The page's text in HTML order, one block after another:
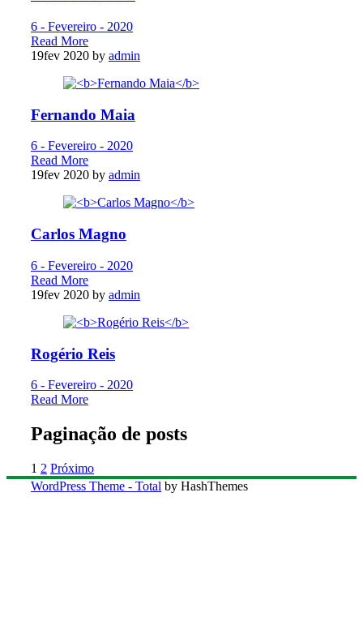
6 - Fevereiro - 2020
Read More
19fev 2020 by admin
Fernando Maia
6 - Fevereiro - 2020
Read More
19fev 2020 by admin
Carlos Magno
6 - Fevereiro - 2020
Read More
19fev 2020 by admin
Rogério Reis
6 - Fevereiro - 2020
Read More
Paginação de posts
1 2 Próximo
WordPress Theme - Total by HashThemes